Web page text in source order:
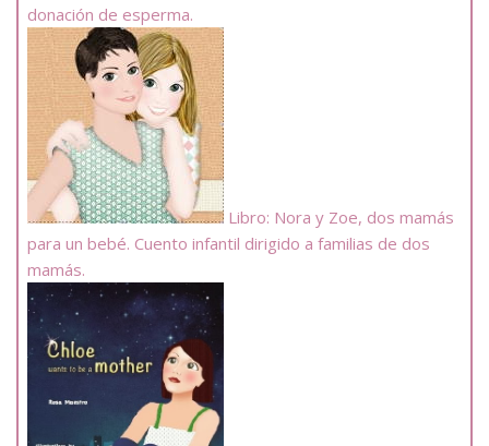
donación de esperma.
Libro: Nora y Zoe, dos mamás
para un bebé. Cuento infantil dirigido a familias de dos
mamás.